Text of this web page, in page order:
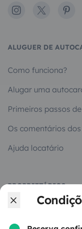
Instagram
X
ALUGUER DE
Como funciona?
Alugar uma
Primeiros passos
Os comentários
Ajuda locatário
PROPRIETÁRIOS